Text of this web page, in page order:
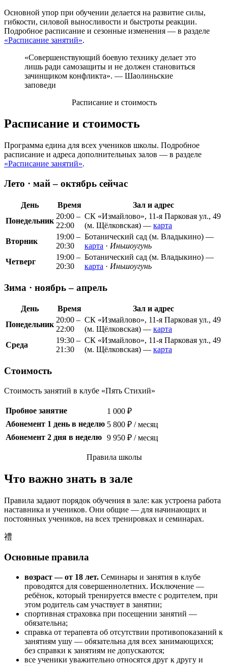
Основной упор при обучении делается на развитие силы,
гибкости, силовой выносливости и быстроты реакции.
Подробное расписание и сезонные изменения — в разделе
«Расписание занятий».
«Совершенствующий боевую технику делает это
лишь ради самозащиты и не должен становиться
зачинщиком конфликта». — Шаолиньские
заповеди
Расписание и стоимость
Расписание и стоимость
Программа едина для всех учеников школы. Подробное
расписание и адреса дополнительных залов — в разделе
«Расписание занятий».
Лето · май – октябрь сейчас
День Время
Зал и адрес
Понедельник
20:00 –
22:00
СК «Измайлово», 11-я Парковая ул., 49
(м. Щёлковская) — карта
Вторник
19:00 –
20:30
Ботанический сад (м. Владыкино) —
карта · Иньшоугунь
Четверг
19:00 –
20:30
Ботанический сад (м. Владыкино) —
карта · Иньшоугунь
Зима · ноябрь – апрель
День Время
Зал и адрес
Понедельник
20:00 –
22:00
СК «Измайлово», 11-я Парковая ул., 49
(м. Щёлковская) — карта
Среда
19:30 –
21:30
СК «Измайлово», 11-я Парковая ул., 49
(м. Щёлковская) — карта
Стоимость
Стоимость занятий в клубе «Пять Стихий»
Пробное занятие
1 000 ₽
Абонемент 1 день в неделю 5 800 ₽ / месяц
Абонемент 2 дня в неделю 9 950 ₽ / месяц
Правила школы
Что важно знать в зале
Правила задают порядок обучения в зале: как устроена работа
наставника и учеников. Они общие — для начинающих и
постоянных учеников, на всех тренировках и семинарах.
禮
Основные правила
возраст — от 18 лет. Семинары и занятия в клубе
проводятся для совершеннолетних. Исключение —
ребёнок, который тренируется вместе с родителем, при
этом родитель сам участвует в занятии;
спортивная страховка при посещении занятий —
обязательна;
справка от терапевта об отсутствии противопоказаний к
занятиям ушу — обязательна для всех занимающихся;
без справки к занятиям не допускаются;
все ученики уважительно относятся друг к другу и